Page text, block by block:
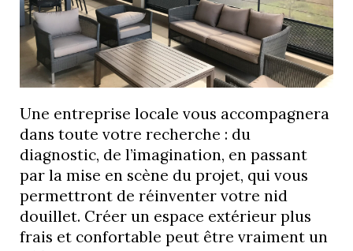
Une entreprise locale vous accompagnera
dans toute votre recherche : du
diagnostic, de l’imagination, en passant
par la mise en scène du projet, qui vous
permettront de réinventer votre nid
douillet. Créer un espace extérieur plus
frais et confortable peut être vraiment un